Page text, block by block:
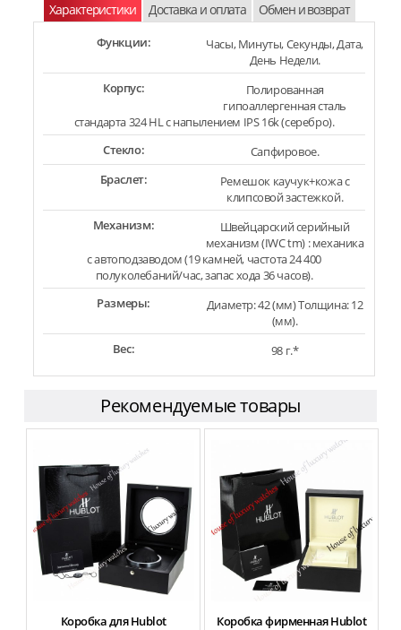
Характеристики Доставка и оплата Обмен и возврат
Функции:
Часы, Минуты, Cекунды, Дата,
День Недели.
Корпус:
Полированная
гипоаллергенная сталь
стандарта 324 HL с напылением IPS 16k (серебро).
Стекло:
Сапфировое.
Браслет:
Ремешок каучук+кожа с
клипсовой застежкой.
Механизм:
Швейцарский серийный
механизм (IWC tm) : механика
с автоподзаводом (19 камней, частота 24 400
полуколебаний/час, запас хода 36 часов).
Размеры:
Диаметр: 42 (мм) Толщина: 12
(мм).
Вес:
98 г.*
Рекомендуемые товары
Коробка для Hublot Коробка фирменная Hublot